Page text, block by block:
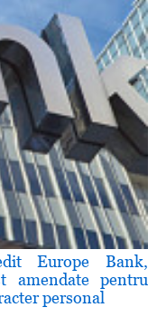
Europe Bank,
amendate pentru
personal